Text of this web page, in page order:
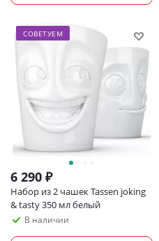
СОВЕТУЕМ
6 290 ₽
Набор из 2 чашек Tassen joking
& tasty 350 мл белый
В наличии